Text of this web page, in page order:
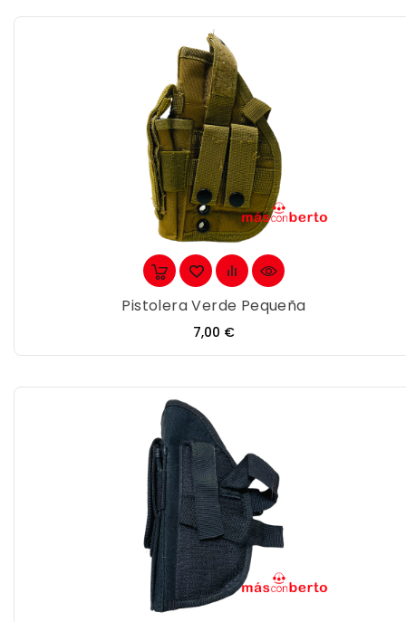
Pistolera Verde Pequeña
Precio
7,00 €